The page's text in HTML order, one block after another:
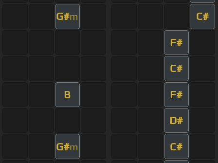
G#m C#
F#
C#
B F#
D#
G#m C#